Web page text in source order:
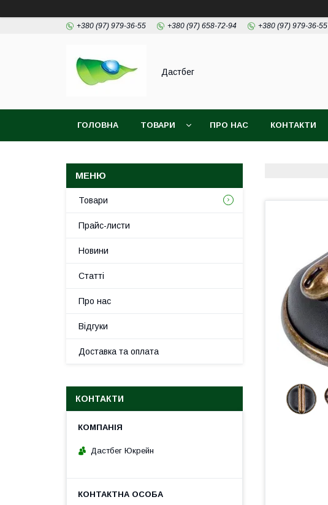
+380 (97) 979-36-55 +380 (97) 658-72-94 +380 (97) 979-36-55
Дастбег
ГОЛОВНА ТОВАРИ ПРО НАС КОНТАКТИ
Товари
Прайс-листи
Новини
Статті
Про нас
Відгуки
Доставка та оплата
КОНТАКТИ
Дастбег Юкрейн